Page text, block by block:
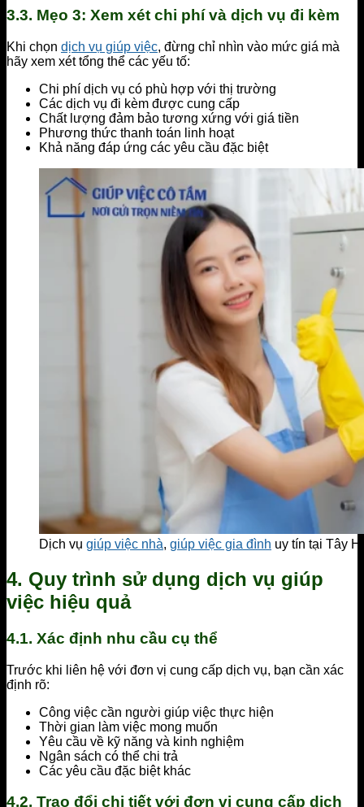
3.3. Mẹo 3: Xem xét chi phí và dịch vụ đi kèm
Khi chọn dịch vụ giúp việc, đừng chỉ nhìn vào mức giá mà
hãy xem xét tổng thể các yếu tố:
Chi phí dịch vụ có phù hợp với thị trường
Các dịch vụ đi kèm được cung cấp
Chất lượng đảm bảo tương xứng với giá tiền
Phương thức thanh toán linh hoạt
Khả năng đáp ứng các yêu cầu đặc biệt
Dịch vụ giúp việc nhà, giúp việc gia đình uy tín tại Tây
4. Quy trình sử dụng dịch vụ giúp
việc hiệu quả
4.1. Xác định nhu cầu cụ thể
Trước khi liên hệ với đơn vị cung cấp dịch vụ, bạn cần xác
định rõ:
Công việc cần người giúp việc thực hiện
Thời gian làm việc mong muốn
Yêu cầu về kỹ năng và kinh nghiệm
Ngân sách có thể chi trả
Các yêu cầu đặc biệt khác
4.2. Trao đổi chi tiết với đơn vị cung cấp dịch